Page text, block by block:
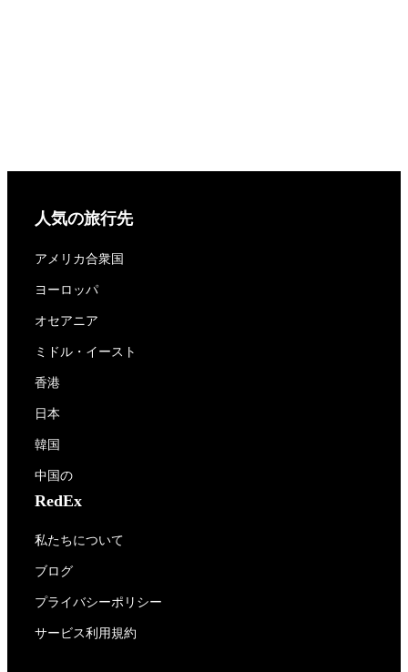
人気の旅行先
アメリカ合衆国
ヨーロッパ
オセアニア
ミドル・イースト
香港
日本
韓国
中国の
RedEx
私たちについて
ブログ
プライバシーポリシー
サービス利用規約